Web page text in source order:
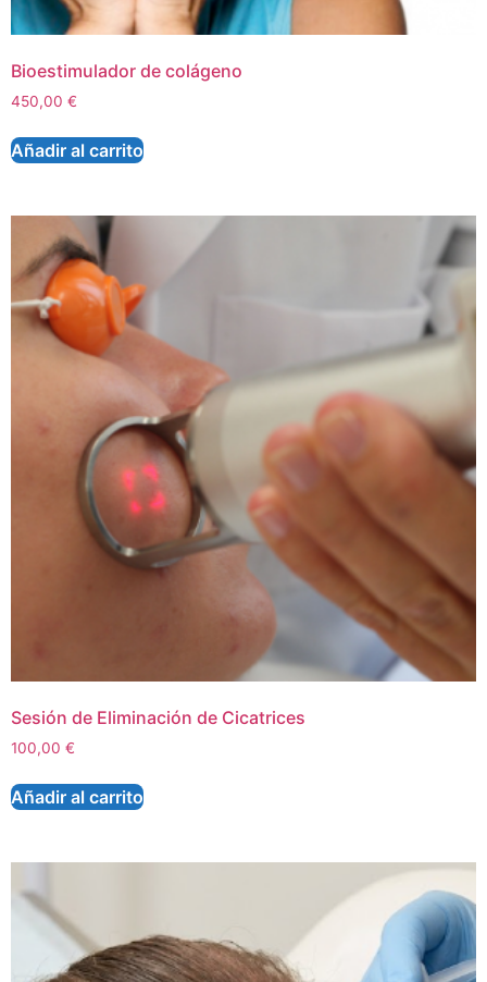
Bioestimulador de colágeno
450,00 €
Añadir al carrito
Sesión de Eliminación de Cicatrices
100,00 €
Añadir al carrito